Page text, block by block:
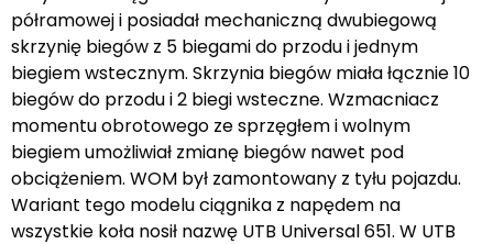
półramowej i posiadał mechaniczną dwubiegową
skrzynię biegów z 5 biegami do przodu i jednym
biegiem wstecznym. Skrzynia biegów miała łącznie 10
biegów do przodu i 2 biegi wsteczne. Wzmacniacz
momentu obrotowego ze sprzęgłem i wolnym
biegiem umożliwiał zmianę biegów nawet pod
obciążeniem. WOM był zamontowany z tyłu pojazdu.
Wariant tego modelu ciągnika z napędem na
wszystkie koła nosił nazwę UTB Universal 651. W UTB